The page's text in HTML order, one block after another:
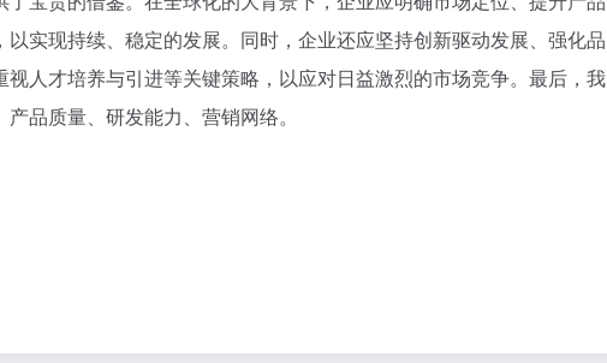
实现持续、稳定的发展。同时，企业还应坚持创新驱动发展、强化品
人才培养与引进等关键策略，以应对日益激烈的市场竞争。最后，我
品质量、研发能力、营销网络。